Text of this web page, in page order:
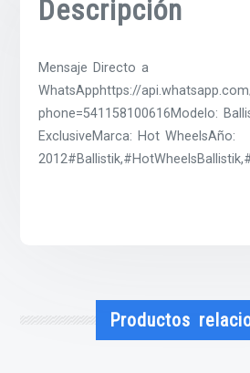
Descripción
Mensaje Directo a
WhatsApphttps://
phone=541158100616Modelo:
ExclusiveMarca: Hot WheelsAño:
Productos